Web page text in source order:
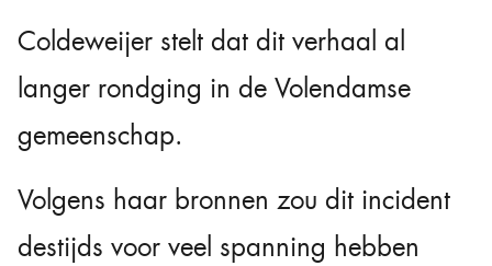
Coldeweijer stelt dat dit verhaal al
langer rondging in de Volendamse
gemeenschap.
Volgens haar bronnen zou dit incident
destijds voor veel spanning hebben